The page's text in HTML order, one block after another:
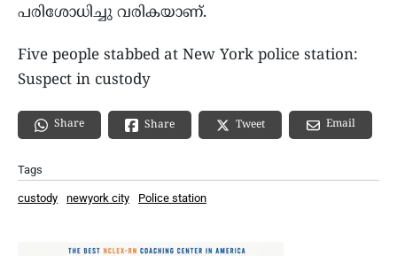
പരിശോധിച്ചു വരികയാണ്.
Five people stabbed at New York police station:
Suspect in custody
Share Share Tweet Email
Tags
custody newyork city Police station